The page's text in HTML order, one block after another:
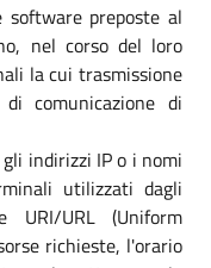
preposte al
nel corso del loro
la cui trasmissione
comunicazione di
indirizzi IP o i nomi
utilizzati dagli
URL (Uniform
richieste, l'orario